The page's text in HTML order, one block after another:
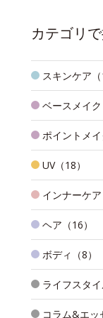
カテゴリ
スキンケア（
ベースメイク
ポイントメイ
UV（18）
インナーケア
ヘア（16）
ボディ（8）
ライフスタイ
コラム&エッ